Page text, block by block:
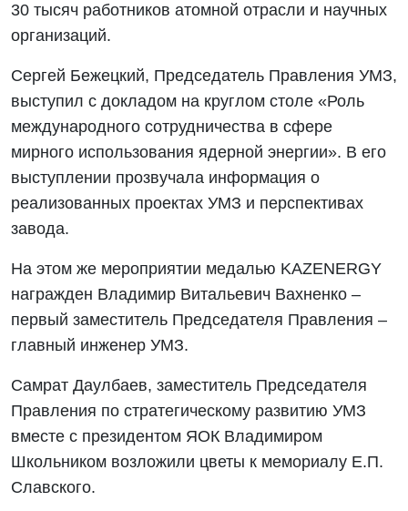
30 тысяч работников атомной отрасли и научных
организаций.
Сергей Бежецкий, Председатель Правления УМЗ,
выступил с докладом на круглом столе «Роль
международного сотрудничества в сфере
мирного использования ядерной энергии». В его
выступлении прозвучала информация о
реализованных проектах УМЗ и перспективах
завода.
На этом же мероприятии медалью KAZENERGY
награжден Владимир Витальевич Вахненко –
первый заместитель Председателя Правления –
главный инженер УМЗ.
Самрат Даулбаев, заместитель Председателя
Правления по стратегическому развитию УМЗ
вместе с президентом ЯОК Владимиром
Школьником возложили цветы к мемориалу Е.П.
Славского.